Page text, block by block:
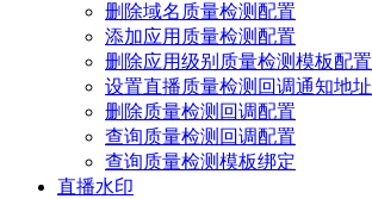
删除域名质量检测配置
添加应用质量检测配置
删除应用级别质量检测模板配置
设置直播质量检测回调通知地址
删除质量检测回调配置
查询质量检测回调配置
查询质量检测模板绑定
直播水印